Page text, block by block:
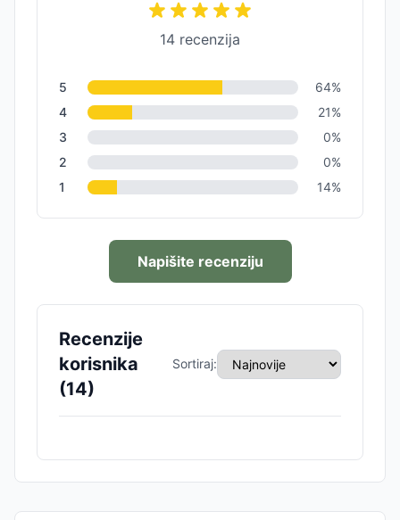
14 recenzija
5 64%
4
21%
3
0%
2
0%
1
14%
Napišite recenziju
Recenzije
korisnika
(14)
Sortiraj: